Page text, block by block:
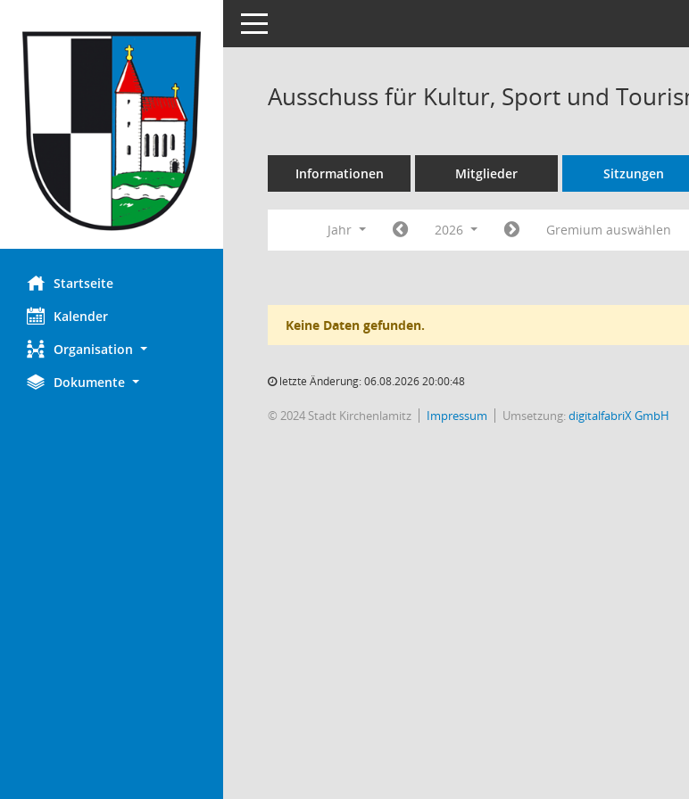
Startseite
Kalender
Organisation
Dokumente
Toggle navigation
Ausschuss für Kultur, Sport und
Informationen Mitglieder Sitzungen
Jahr 2026 Gremium auswählen
Keine Daten gefunden.
letzte Änderung: 06.08.2026 20:00:48
© 2024 Stadt Kirchenlamitz Impressum Umsetzung:digitalfabriX GmbH